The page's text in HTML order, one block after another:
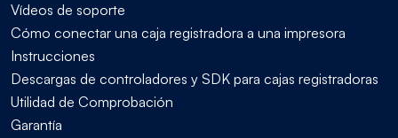
Vídeos de soporte
Cómo conectar una caja registradora a una impresora
Instrucciones
Descargas de controladores y SDK para cajas registradoras
Utilidad de Comprobación
Garantía